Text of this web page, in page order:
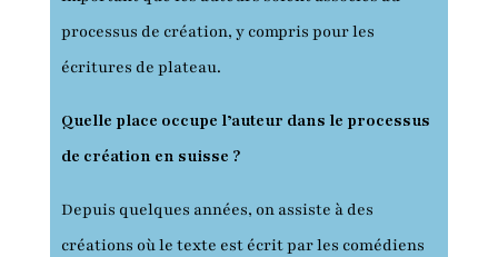
processus de création, y compris pour les
écritures de plateau.
Quelle place occupe l’auteur dans le processus
de création en suisse ?
Depuis quelques années, on assiste à des
créations où le texte est écrit par les comédiens